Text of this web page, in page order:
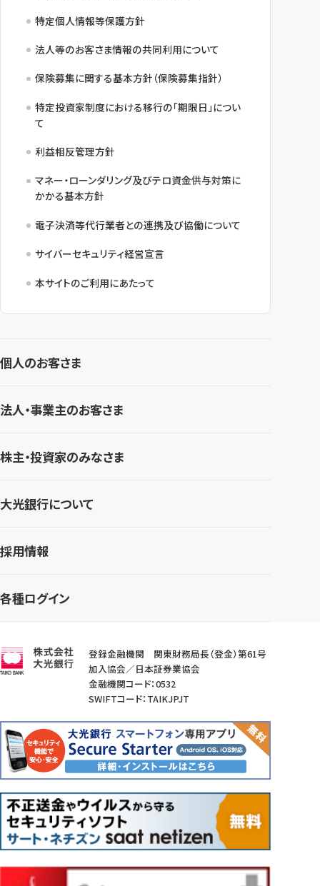
特定個人情報等保護方針
法人等のお客さま情報の共同利用について
保険募集に関する基本方針（保険募集指針）
特定投資家制度における移行の「期限日」につい
て
利益相反管理方針
マネー・ローンダリング及びテロ資金供与対策に
かかる基本方針
電子決済等代行業者との連携及び協働について
サイバーセキュリティ経営宣言
本サイトのご利用にあたって
個人のお客さま
法人・事業主のお客さま
株主・投資家のみなさま
大光銀行について
採用情報
各種ログイン
登録金融機関 関東財務局長（登金）第61号
加入協会／日本証券業協会
金融機関コード：0532
SWIFTコード：TAIKJPJT